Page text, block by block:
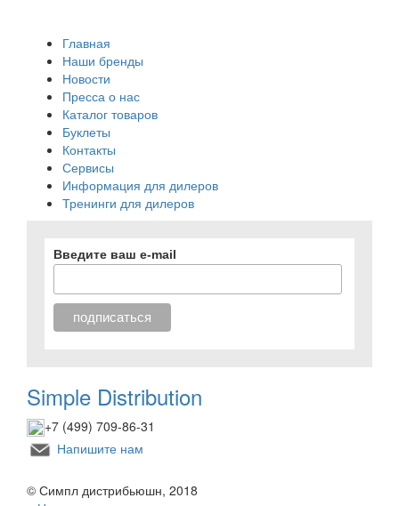
Главная
Наши бренды
Новости
Пресса о нас
Каталог товаров
Буклеты
Контакты
Сервисы
Информация для дилеров
Тренинги для дилеров
Введите ваш e-mail
Simple Distribution
+7 (499) 709-86-31
Напишите нам
© Симпл дистрибьюшн, 2018